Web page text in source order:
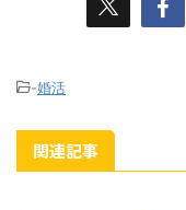
-婚活
関連記事